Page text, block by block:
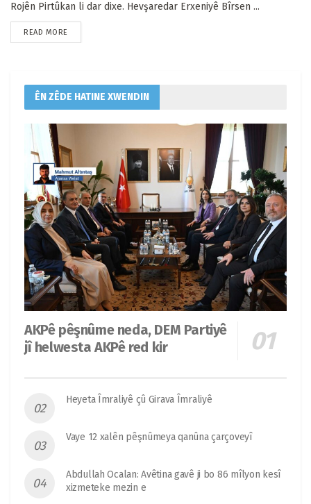
Rojên Pirtûkan li dar dixe. Hevşaredar Erxeniyê Bîrsen ...
READ MORE
ÊN ZÊDE HATINE XWENDIN
AKPê pêşnûme neda, DEM Partiyê
jî helwesta AKPê red kir
Heyeta Îmraliyê çû Girava Îmraliyê
Vaye 12 xalên pêşnûmeya qanûna çarçoveyî
Abdullah Ocalan: Avêtina gavê ji bo 86 mîlyon kesî
xizmeteke mezin e